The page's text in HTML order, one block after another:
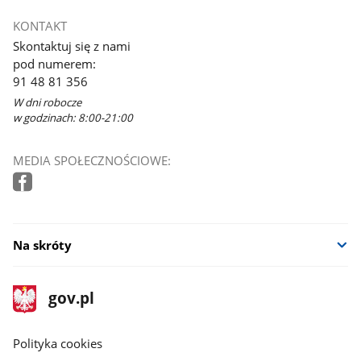
KONTAKT
Skontaktuj się z nami
pod numerem:
91 48 81 356
W dni robocze
w godzinach: 8:00-21:00
MEDIA SPOŁECZNOŚCIOWE:
Na skróty
stopka
gov.pl
Strona
gov.pl
gov.pl
Polityka cookies